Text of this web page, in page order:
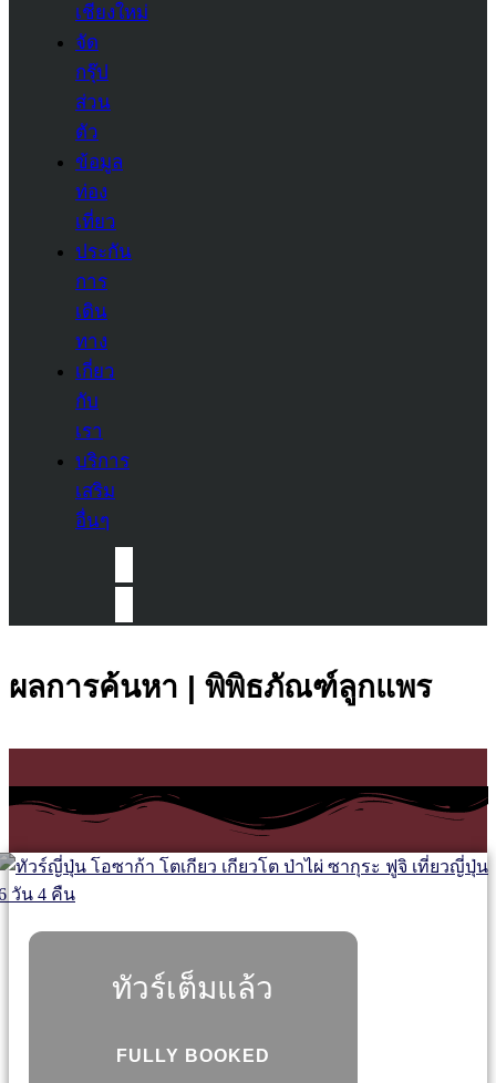
เชียงใหม่
จัด
กรุ๊ป
ส่วน
ตัว
ข้อมูล
ท่อง
เที่ยว
ประกัน
การ
เดิน
ทาง
เกี่ยว
กับ
เรา
บริการ
เสริม
อื่นๆ
ผลการค้นหา | พิพิธภัณฑ์ลูกแพร
ทัวร์เต็มแล้ว
FULLY BOOKED